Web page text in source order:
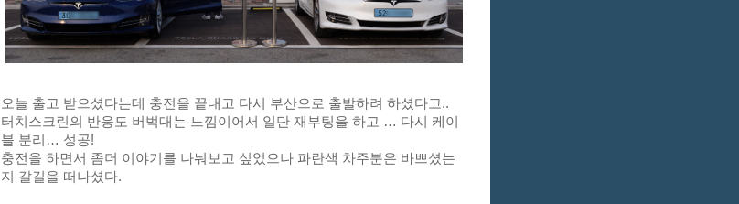
오늘 출고 받으셨다는데 충전을 끝내고 다시 부산으로 출발하려 하셨다고..
터치스크린의 반응도 버벅대는 느낌이어서 일단 재부팅을 하고 … 다시 케이
블 분리… 성공!
충전을 하면서 좀더 이야기를 나눠보고 싶었으나 파란색 차주분은 바쁘셨는
지 갈길을 떠나셨다.